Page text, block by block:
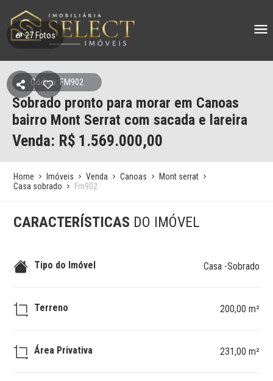
27Fotos
Código: FM902
Sobrado pronto para morar em Canoas
bairro Mont Serrat com sacada e lareira
Venda: R$ 1.569.000,00
Home Imóveis Venda Canoas
Mont serrat
Casa sobrado
Fm902
CARACTERÍSTICAS DO IMÓVEL
Tipo do Imóvel Casa -Sobrado
Terreno 200,00 m²
Área Privativa 231,00 m²